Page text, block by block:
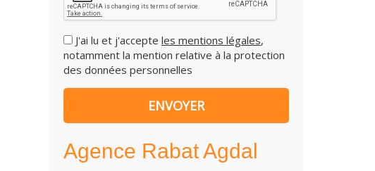
J'ai lu et j'accepte les mentions légales,
notamment la mention relative à la protection
des données personnelles
Agence Rabat Agdal